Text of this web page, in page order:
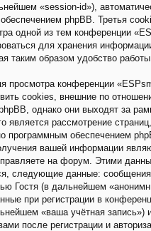
«session-id»),
phpBB. Третья
одной из тем конференции
для хранения
таким образом удобство
просмотра конференции
cookies, внешние по
однако они выходят за
является рассмотрение
программным обеспечением
вашей информации
на форум. Этими
следующие данные:
Гостя (в дальнейшем
при регистрации в
«ваша учётная запись»)
после регистрации и